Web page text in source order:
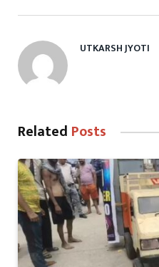
UTKARSH JYOTI
Related Posts